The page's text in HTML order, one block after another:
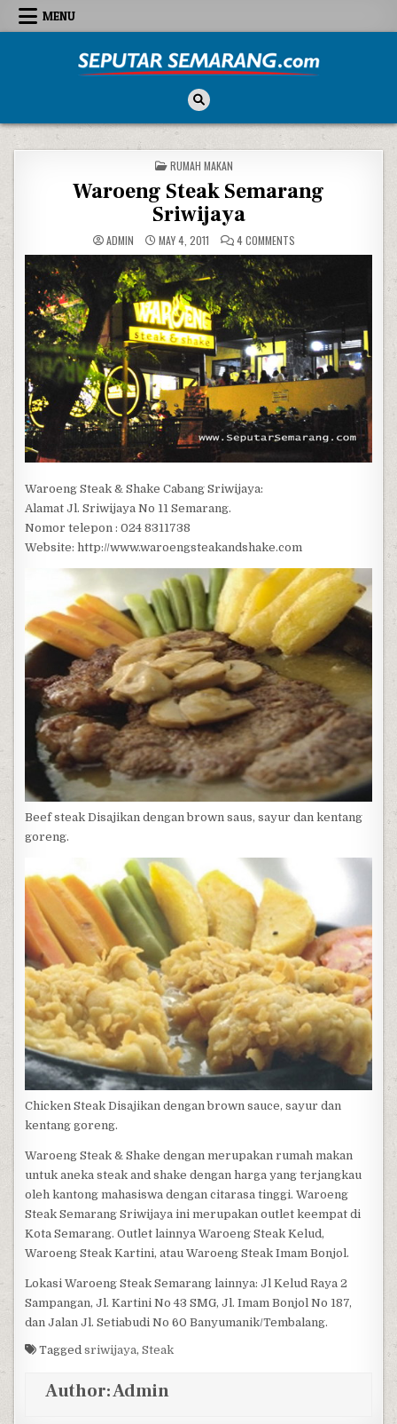
Skip to content
MENU
POSTED IN
RUMAH MAKAN
Waroeng Steak Semarang
Sriwijaya
ADMIN MAY 4, 2011 4 COMMENTS
Waroeng Steak & Shake Cabang Sriwijaya:
Alamat Jl. Sriwijaya No 11 Semarang.
Nomor telepon : 024 8311738
Website: http://www.waroengsteakandshake.com
Beef steak Disajikan dengan brown saus, sayur dan kentang
goreng.
Chicken Steak Disajikan dengan brown sauce, sayur dan
kentang goreng.
Waroeng Steak & Shake dengan merupakan rumah makan
untuk aneka steak and shake dengan harga yang terjangkau
oleh kantong mahasiswa dengan citarasa tinggi. Waroeng
Steak Semarang Sriwijaya ini merupakan outlet keempat di
Kota Semarang. Outlet lainnya Waroeng Steak Kelud,
Waroeng Steak Kartini, atau Waroeng Steak Imam Bonjol.
Lokasi Waroeng Steak Semarang lainnya: Jl Kelud Raya 2
Sampangan, Jl. Kartini No 43 SMG, Jl. Imam Bonjol No 187,
dan Jalan Jl. Setiabudi No 60 Banyumanik/Tembalang.
Taggedsriwijaya,Steak
Author:Admin